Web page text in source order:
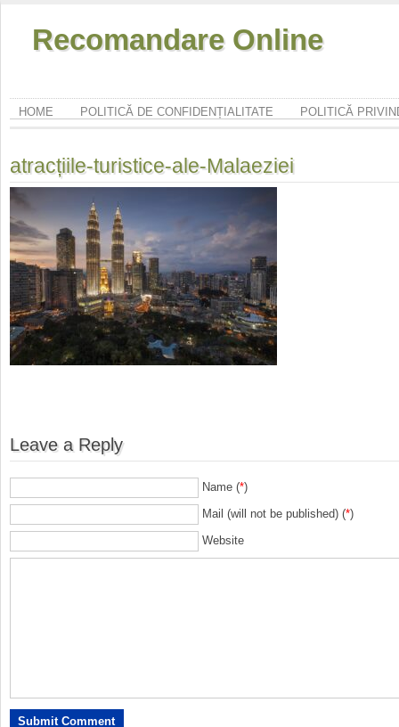
Recomandare Online
HOME POLITICĂ DE CONFIDENȚIALITATE POLITICĂ
atracțiile-turistice-ale-Malaeziei
Leave a Reply
Name (*)
Mail (will not be published) (*)
Website